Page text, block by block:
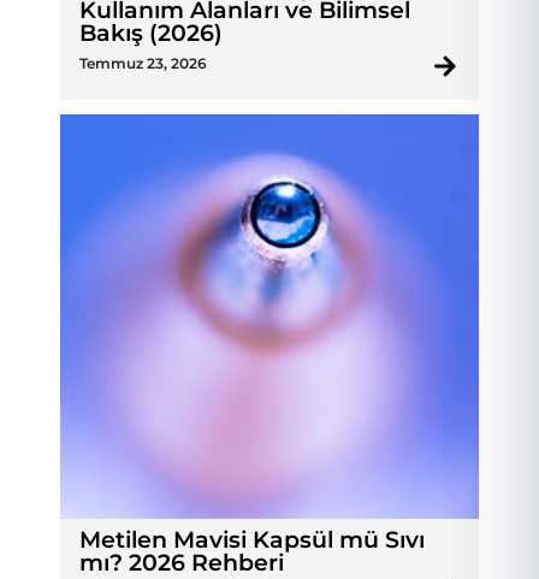
Kullanım Alanları ve Bilimsel
Bakış (2026)
Temmuz 23, 2026
Metilen Mavisi Kapsül mü Sıvı
mı? 2026 Rehberi